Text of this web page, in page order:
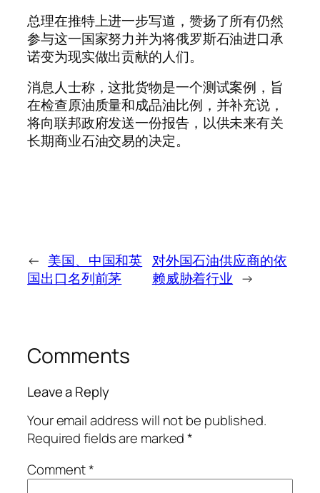
总理在推特上进一步写道，赞扬了所有仍然
参与这一国家努力并为将俄罗斯石油进口承
诺变为现实做出贡献的人们。
消息人士称，这批货物是一个测试案例，旨
在检查原油质量和成品油比例，并补充说，
将向联邦政府发送一份报告，以供未来有关
长期商业石油交易的决定。
← 美国、中国和英
国出口名列前茅
对外国石油供应商的依
赖威胁着行业 →
Comments
Leave a Reply
Your email address will not be published.
Required fields are marked*
Comment*